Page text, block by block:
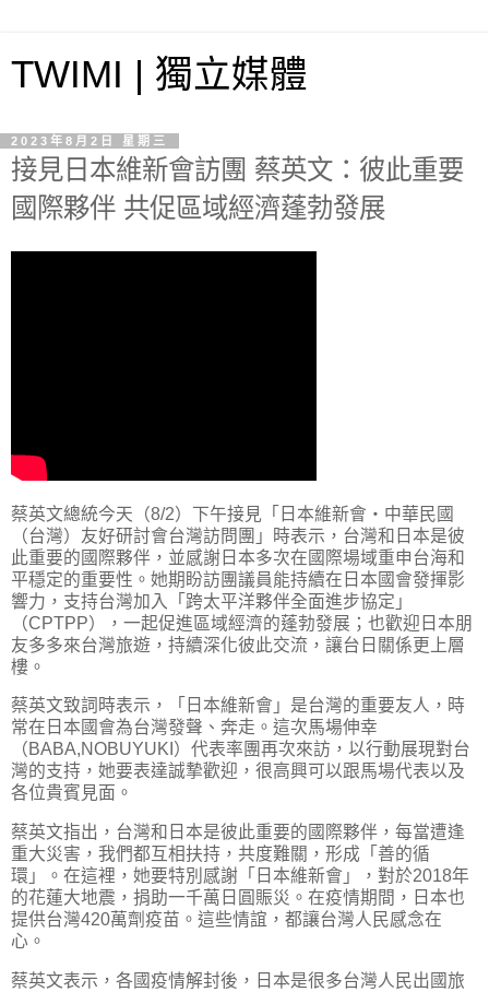
TWIMI | 獨立媒體
2023年8月2日 星期三
接見日本維新會訪團 蔡英文：彼此重要
國際夥伴 共促區域經濟蓬勃發展
蔡英文總統今天（8/2）下午接見「日本維新會‧中華民國
（台灣）友好研討會台灣訪問團」時表示，台灣和日本是彼
此重要的國際夥伴，並感謝日本多次在國際場域重申台海和
平穩定的重要性。她期盼訪團議員能持續在日本國會發揮影
響力，支持台灣加入「跨太平洋夥伴全面進步協定」
（CPTPP），一起促進區域經濟的蓬勃發展；也歡迎日本朋
友多多來台灣旅遊，持續深化彼此交流，讓台日關係更上層
樓。
蔡英文致詞時表示，「日本維新會」是台灣的重要友人，時
常在日本國會為台灣發聲、奔走。這次馬場伸幸
（BABA,NOBUYUKI）代表率團再次來訪，以行動展現對台
灣的支持，她要表達誠摯歡迎，很高興可以跟馬場代表以及
各位貴賓見面。
蔡英文指出，台灣和日本是彼此重要的國際夥伴，每當遭逢
重大災害，我們都互相扶持，共度難關，形成「善的循
環」。在這裡，她要特別感謝「日本維新會」，對於2018年
的花蓮大地震，捐助一千萬日圓賑災。在疫情期間，日本也
提供台灣420萬劑疫苗。這些情誼，都讓台灣人民感念在
心。
蔡英文表示，各國疫情解封後，日本是很多台灣人民出國旅